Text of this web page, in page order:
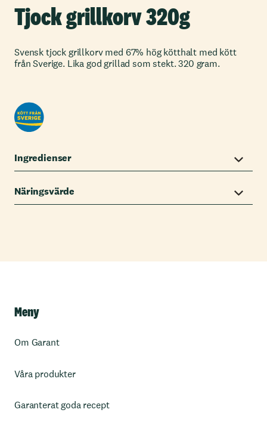
Tjock grillkorv 320g
Svensk tjock grillkorv med 67% hög kötthalt med kött
från Sverige. Lika god grillad som stekt. 320 gram.
Ingredienser
Näringsvärde
Meny
Om Garant
Våra produkter
Garanterat goda recept